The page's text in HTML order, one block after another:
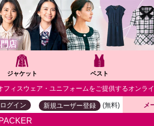
店
ジャケット ベスト
ィスウェア・ユニフォームをご提供するオンライ
ログイン 新規ユーザー登録 (無料) メ